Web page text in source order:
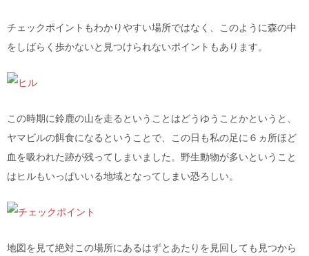
チェックポイントもわかりやすい場所ではなく、このように森の中
をしばらく歩かないと見つけられないポイントもあります。
この時期に鈴鹿の山を走るということはどうゆうことかというと、
ヤマビルの餌食になるということで、この日も私の足に６ヵ所ほど
血を吸われた跡が残ってしまいました。野生動物が多いということ
はヒルもいっぱいいる地域となってしまい恐ろしい。
地図を見て絶対この場所にあるはずとあたりを見回しても見つから